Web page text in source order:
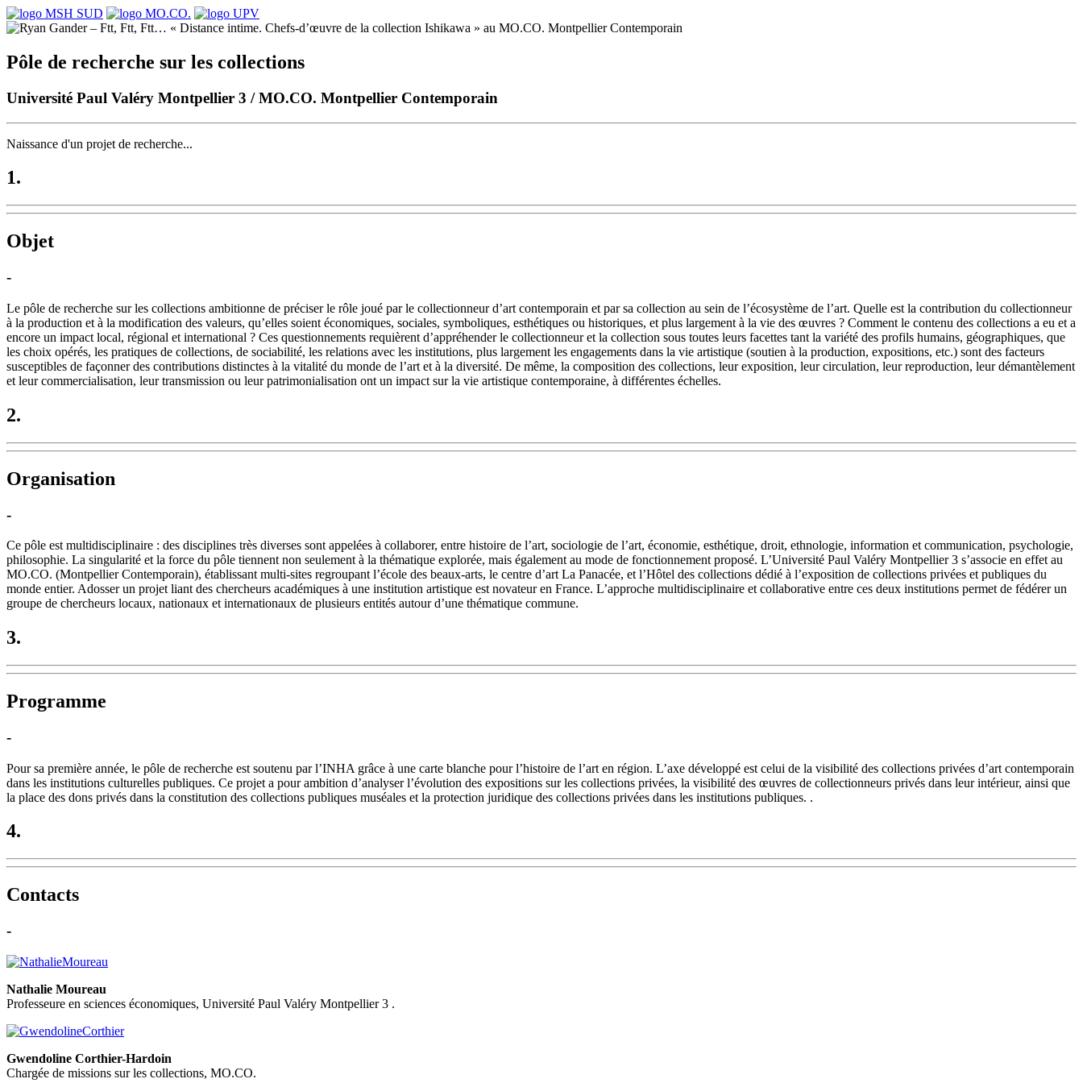
Pôle de recherche sur les collections
Université Paul Valéry Montpellier 3 / MO.CO. Montpellier Contemporain
Naissance d'un projet de recherche...
1.
Objet
-
Le pôle de recherche sur les collections ambitionne de préciser le rôle joué par le collectionneur d’art contemporain et par sa collection au sein de l’écosystème de l’art. Quelle est la contribution du collectionneur
à la production et à la modification des valeurs, qu’elles soient économiques, sociales, symboliques, esthétiques ou historiques, et plus largement à la vie des œuvres ? Comment le contenu des collections a eu et a
encore un impact local, régional et international ? Ces questionnements requièrent d’appréhender le collectionneur et la collection sous toutes leurs facettes tant la variété des profils humains, géographiques, que
les choix opérés, les pratiques de collections, de sociabilité, les relations avec les institutions, plus largement les engagements dans la vie artistique (soutien à la production, expositions, etc.) sont des facteurs
susceptibles de façonner des contributions distinctes à la vitalité du monde de l’art et à la diversité. De même, la composition des collections, leur exposition, leur circulation, leur reproduction, leur démantèlement
et leur commercialisation, leur transmission ou leur patrimonialisation ont un impact sur la vie artistique contemporaine, à différentes échelles.
2.
Organisation
-
Ce pôle est multidisciplinaire : des disciplines très diverses sont appelées à collaborer, entre histoire de l’art, sociologie de l’art, économie, esthétique, droit, ethnologie, information et communication, psychologie,
philosophie. La singularité et la force du pôle tiennent non seulement à la thématique explorée, mais également au mode de fonctionnement proposé. L’Université Paul Valéry Montpellier 3 s’associe en effet au
MO.CO. (Montpellier Contemporain), établissant multi-sites regroupant l’école des beaux-arts, le centre d’art La Panacée, et l’Hôtel des collections dédié à l’exposition de collections privées et publiques du
monde entier. Adosser un projet liant des chercheurs académiques à une institution artistique est novateur en France. L’approche multidisciplinaire et collaborative entre ces deux institutions permet de fédérer un
groupe de chercheurs locaux, nationaux et internationaux de plusieurs entités autour d’une thématique commune.
3.
Programme
-
Pour sa première année, le pôle de recherche est soutenu par l’INHA grâce à une carte blanche pour l’histoire de l’art en région. L’axe développé est celui de la visibilité des collections privées d’art contemporain
dans les institutions culturelles publiques. Ce projet a pour ambition d’analyser l’évolution des expositions sur les collections privées, la visibilité des œuvres de collectionneurs privés dans leur intérieur, ainsi que
la place des dons privés dans la constitution des collections publiques muséales et la protection juridique des collections privées dans les institutions publiques. .
4.
Contacts
-
Nathalie Moureau
Professeure en sciences économiques, Université Paul Valéry Montpellier 3 .
Gwendoline Corthier-Hardoin
Chargée de missions sur les collections, MO.CO.